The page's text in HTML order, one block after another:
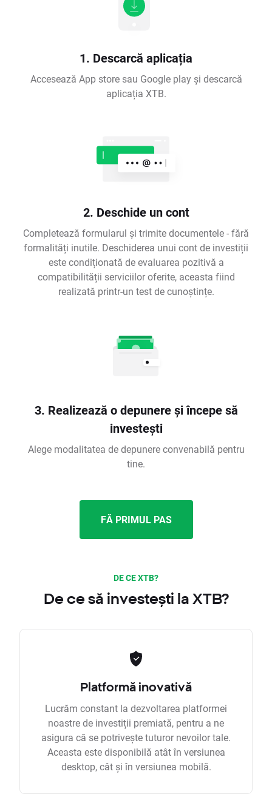
1. Descarcă aplicația
Accesează App store sau Google play și descarcă
aplicația XTB.
2. Deschide un cont
Completează formularul și trimite documentele - fără
formalități inutile. Deschiderea unui cont de investiții
este condiționată de evaluarea pozitivă a
compatibilității serviciilor oferite, aceasta fiind
realizată printr-un test de cunoștințe.
3. Realizează o depunere și începe să
investești
Alege modalitatea de depunere convenabilă pentru
tine.
FĂ PRIMUL PAS
DE CE XTB?
De ce să investești la XTB?
Platformă inovativă
Lucrăm constant la dezvoltarea platformei
noastre de investiții premiată, pentru a ne
asigura că se potrivește tuturor nevoilor tale.
Aceasta este disponibilă atât în versiunea
desktop, cât și în versiunea mobilă.